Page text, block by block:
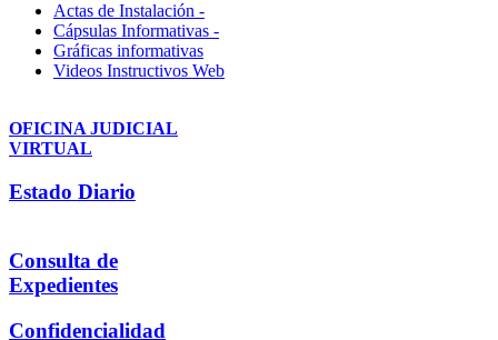
Actas de Instalación -
Cápsulas Informativas -
Gráficas informativas
Videos Instructivos Web
OFICINA JUDICIAL
VIRTUAL
Estado Diario
Consulta de
Expedientes
Confidencialidad